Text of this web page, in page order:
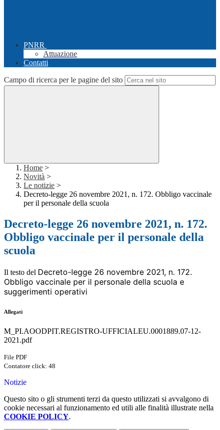
PNRR
Attuazione
Contatti
Campo di ricerca per le pagine del sito
Home >
Novità >
Le notizie >
Decreto-legge 26 novembre 2021, n. 172. Obbligo vaccinale
per il personale della scuola
Decreto-legge 26 novembre 2021, n. 172.
Obbligo vaccinale per il personale della
scuola
Il testo del Decreto-legge 26 novembre 2021, n. 172.
Obbligo vaccinale per il personale della scuola e
suggerimenti operativi
Allegati
M_PI.AOODPIT.REGISTRO-UFFICIALEU.0001889.07-12-
2021.pdf
File PDF
Contatore click: 48
Notizie
Questo sito o gli strumenti terzi da questo utilizzati si avvalgono di
cookie necessari al funzionamento ed utili alle finalità illustrate nella
COOKIE POLICY.